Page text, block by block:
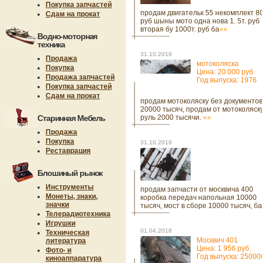
Покупка запчастей
Сдам на прокат
Водно-моторная
техника
Продажа
Покупка
Продажа запчастей
Покупка запчастей
Сдам на прокат
Старинная Мебель
Продажа
Покупка
Реставрация
Блошиный рынок
Инструменты
Монеты, знаки,
значки
Телерадиотехника
Игрушки
Техническая
литература
Фото- и
киноаппаратура
продам двигательк 55 некомплект
руб шыны мото одна нова 1. 5т. руб
вторая бу 1000т. руб ба»»
31.10.2019
мотоколяска
Цена: 20 000 руб.
Год выпуска: 1976
продам мотоколяску без документов
20000 тысяч, продам от
руль 2000 тысячи. »»
31.10.2019
продам запчасти от москвича 400
коробка передач напольная 10000
тысяч, мост в сборе 10000 тысяч, ба
01.04.2018
Москвич 401
Цена: 1 956 руб.
Год выпуска: